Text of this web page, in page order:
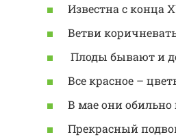
Известна с конца
Ветви
Плоды бывают и
Все красное –
В мае они обильно
Прекрасный